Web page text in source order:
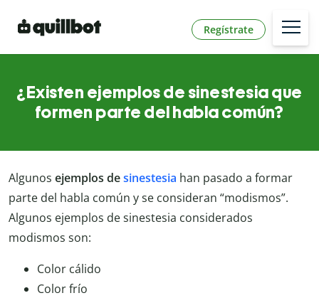
Regístrate
¿Existen ejemplos de sinestesia que
formen parte del habla común?
Algunos ejemplos desinestesia han pasado a formar
parte del habla común y se consideran “modismos”.
Algunos ejemplos de sinestesia considerados
modismos son:
Color cálido
Color frío